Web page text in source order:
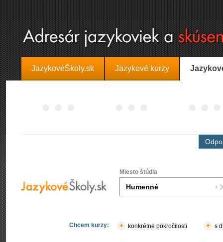
JazykovéŠkoly.sk Jazykové kurzy
Miesto štúdia
Chcem kurzy: konkrétne pokročilosti s